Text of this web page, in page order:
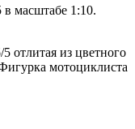
масштабе 1:10.
отлитая из цветного
мотоциклиста